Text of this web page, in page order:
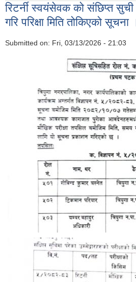
मिति तोकिएको सूचना ।
रिटर्नी स्वयंसेवक को संछिप्त
गरि परिक्षा मिति तोकिएको सूचना
Submitted on: Fri, 03/13/2026 - 21:03